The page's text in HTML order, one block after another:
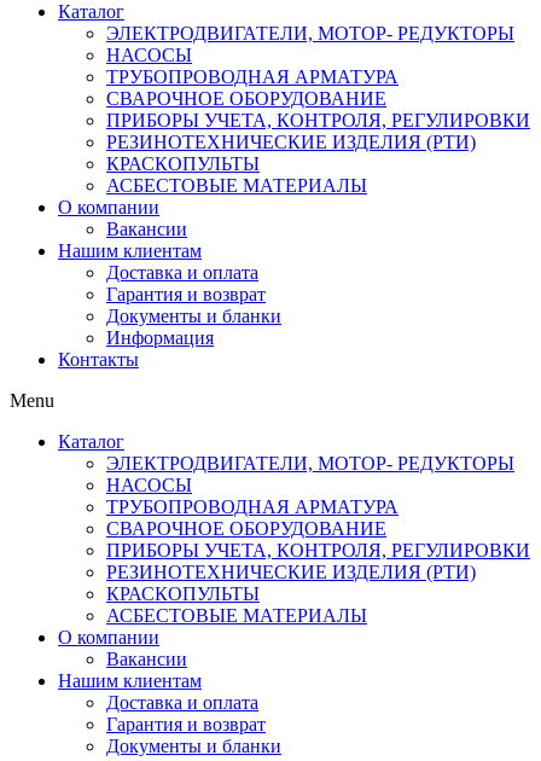
Каталог
ЭЛЕКТРОДВИГАТЕЛИ, МОТОР- РЕДУКТОРЫ
НАСОСЫ
ТРУБОПРОВОДНАЯ АРМАТУРА
СВАРОЧНОЕ ОБОРУДОВАНИЕ
ПРИБОРЫ УЧЕТА, КОНТРОЛЯ, РЕГУЛИРОВКИ
РЕЗИНОТЕХНИЧЕСКИЕ ИЗДЕЛИЯ (РТИ)
КРАСКОПУЛЬТЫ
АСБЕСТОВЫЕ МАТЕРИАЛЫ
О компании
Вакансии
Нашим клиентам
Доставка и оплата
Гарантия и возврат
Документы и бланки
Информация
Контакты
Menu
Каталог
ЭЛЕКТРОДВИГАТЕЛИ, МОТОР- РЕДУКТОРЫ
НАСОСЫ
ТРУБОПРОВОДНАЯ АРМАТУРА
СВАРОЧНОЕ ОБОРУДОВАНИЕ
ПРИБОРЫ УЧЕТА, КОНТРОЛЯ, РЕГУЛИРОВКИ
РЕЗИНОТЕХНИЧЕСКИЕ ИЗДЕЛИЯ (РТИ)
КРАСКОПУЛЬТЫ
АСБЕСТОВЫЕ МАТЕРИАЛЫ
О компании
Вакансии
Нашим клиентам
Доставка и оплата
Гарантия и возврат
Документы и бланки